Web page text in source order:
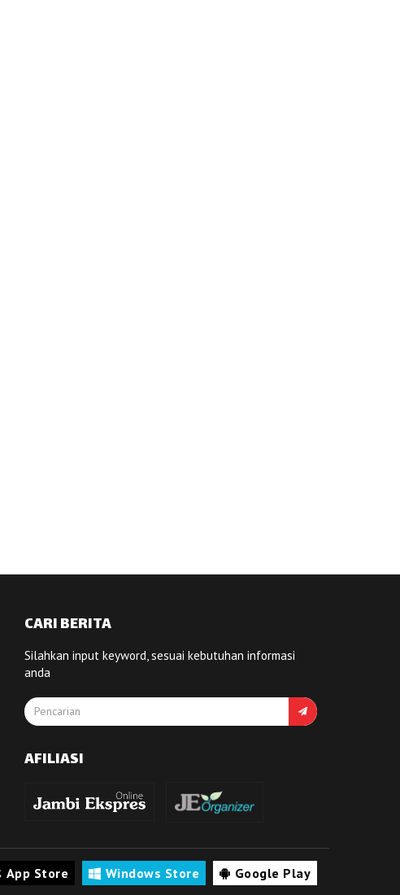
CARI BERITA
Silahkan input keyword, sesuai kebutuhan informasi
anda
AFILIASI
App Store Windows Store Google Play